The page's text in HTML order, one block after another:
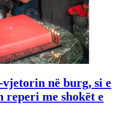
në burg, si e
me shokët e